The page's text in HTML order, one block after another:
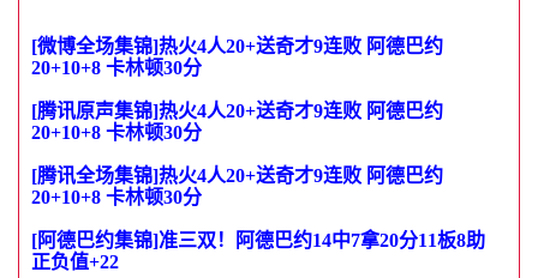
[微博全场集锦]热火4人20+送奇才9连败 阿德巴约
20+10+8 卡林顿30分
[腾讯原声集锦]热火4人20+送奇才9连败 阿德巴约
20+10+8 卡林顿30分
[腾讯全场集锦]热火4人20+送奇才9连败 阿德巴约
20+10+8 卡林顿30分
[阿德巴约集锦]准三双！阿德巴约14中7拿20分11板8助
正负值+22